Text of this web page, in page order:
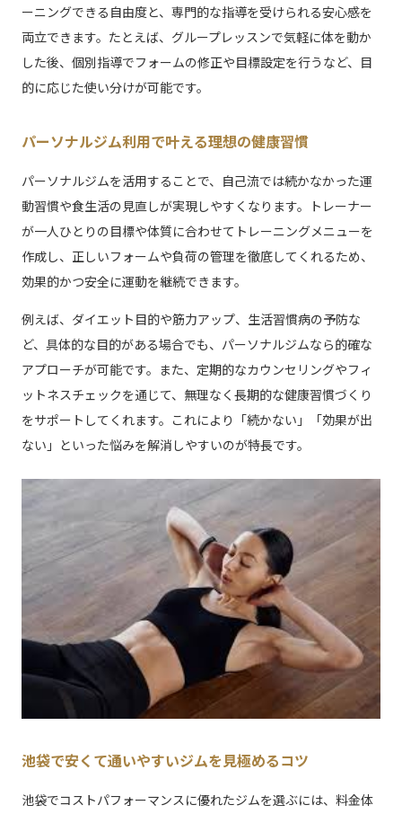
ーニングできる自由度と、専門的な指導を受けられる安心感を
両立できます。たとえば、グループレッスンで気軽に体を動か
した後、個別指導でフォームの修正や目標設定を行うなど、目
的に応じた使い分けが可能です。
パーソナルジム利用で叶える理想の健康習慣
パーソナルジムを活用することで、自己流では続かなかった運
動習慣や食生活の見直しが実現しやすくなります。トレーナー
が一人ひとりの目標や体質に合わせてトレーニングメニューを
作成し、正しいフォームや負荷の管理を徹底してくれるため、
効果的かつ安全に運動を継続できます。
例えば、ダイエット目的や筋力アップ、生活習慣病の予防な
ど、具体的な目的がある場合でも、パーソナルジムなら的確な
アプローチが可能です。また、定期的なカウンセリングやフィ
ットネスチェックを通じて、無理なく長期的な健康習慣づくり
をサポートしてくれます。これにより「続かない」「効果が出
ない」といった悩みを解消しやすいのが特長です。
池袋で安くて通いやすいジムを見極めるコツ
池袋でコストパフォーマンスに優れたジムを選ぶには、料金体